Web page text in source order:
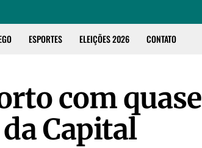
ESPORTES ELEIÇÕES 2026 CONTATO
com quase
Capital